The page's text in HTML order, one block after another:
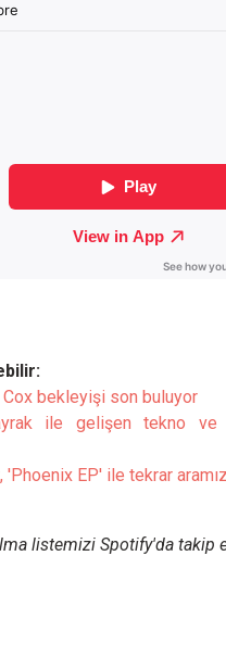
Cox bekleyişi son buluyor
ile gelişen tekno ve
'Phoenix EP' ile tekrar
listemizi Spotify'da takip